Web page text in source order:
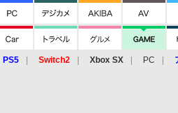
PS5 Switch2 Xbox SX PC